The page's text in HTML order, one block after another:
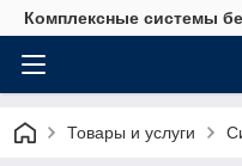
Комплексные системы
Товары и услуги